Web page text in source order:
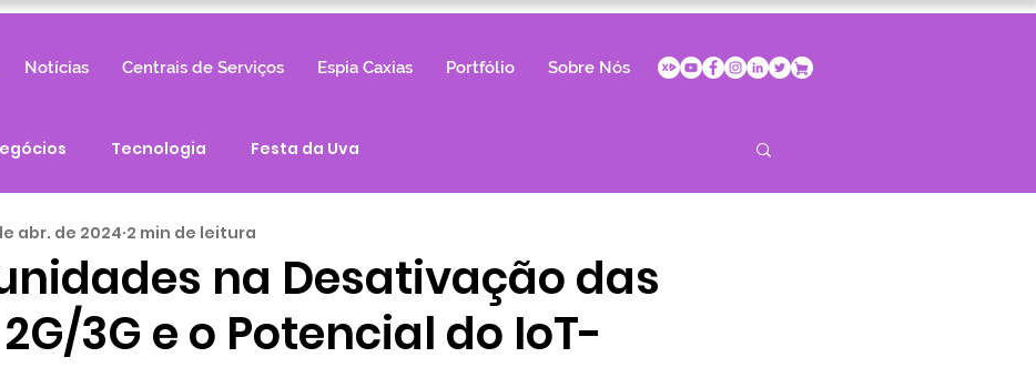
Notícias Centrais de Serviços Espia Caxias Portfólio Sobre Nós
Tecnologia Festa da Uva
na Desativação das
3G e o Potencial do IoT-
abr. de 2024 2 min de leitura